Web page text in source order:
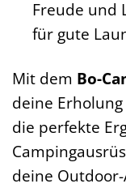
Freude und
für gute
Mit dem Bo-
deine
die perfekte
deine